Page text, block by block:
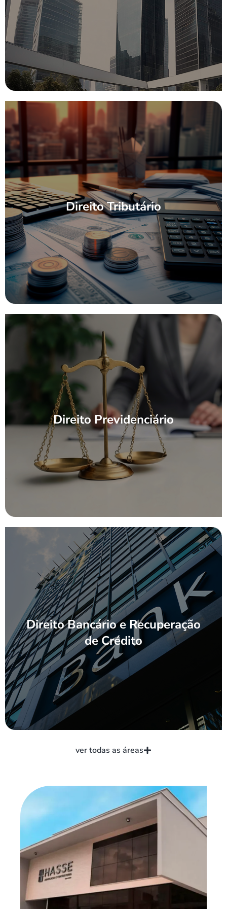
Direito Tributário
Direito Tributário
[saiba mais]
Direito Previdenciário
Direito Previdenciário
[saiba mais]
Direito Bancário e Recuperação
de Crédito
Direito Bancário e Recuperação
de Crédito
[saiba mais]
ver todas as áreas